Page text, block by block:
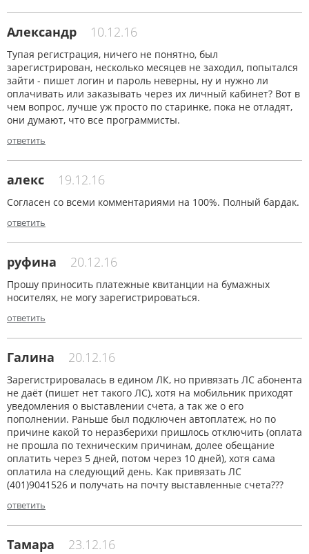
Александр 10.12.16
Тупая регистрация, ничего не понятно, был
зарегистрирован, несколько месяцев не заходил, попытался
зайти - пишет логин и пароль неверны, ну и нужно ли
оплачивать или заказывать через их личный кабинет? Вот в
чем вопрос, лучше уж просто по старинке, пока не отладят,
они думают, что все программисты.
ответить
алекс 19.12.16
Согласен со всеми комментариями на 100%. Полный бардак.
ответить
руфина 20.12.16
Прошу приносить платежные квитанции на бумажных
носителях, не могу зарегистрироваться.
ответить
Галина 20.12.16
Зарегистрировалась в едином ЛК, но привязать ЛС абонента
не даёт (пишет нет такого ЛС), хотя на мобильник приходят
уведомления о выставлении счета, а так же о его
пополнении. Раньше был подключен автоплатеж, но по
причине какой то неразберихи пришлось отключить (оплата
не прошла по техническим причинам, долее обещание
оплатить через 5 дней, потом через 10 дней), хотя сама
оплатила на следующий день. Как привязать ЛС
(401)9041526 и получать на почту выставленные счета???
ответить
Тамара 23.12.16